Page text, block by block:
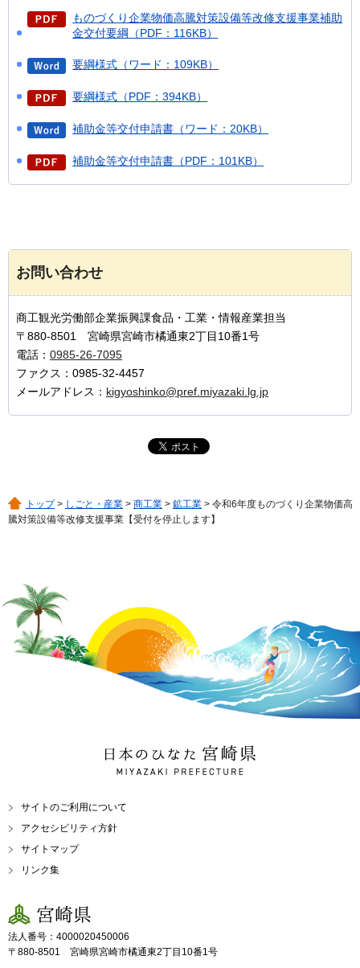
ものづくり企業物価高騰対策設備等改修支援事業補助
金交付要綱（PDF：116KB）
要綱様式（ワード：109KB）
要綱様式（PDF：394KB）
補助金等交付申請書（ワード：20KB）
補助金等交付申請書（PDF：101KB）
お問い合わせ
商工観光労働部企業振興課食品・工業・情報産業担当
〒880-8501 宮崎県宮崎市橘通東2丁目10番1号
電話： 0985-26-7095
ファクス：0985-32-4457
メールアドレス： kigyoshinko@pref.miyazaki.lg.jp
トップ> しごと・産業 > 商工業 > 鉱工業 > 令和6年度ものづくり企業物価高
騰対策設備等改修支援事業【受付を停止します】
日本のひなた 宮崎県
MIYAZAKI PREFECTURE
サイトのご利用について
アクセシビリティ方針
サイトマップ
リンク集
宮崎県
法人番号：4000020450006
〒880-8501 宮崎県宮崎市橘通東2丁目10番1号